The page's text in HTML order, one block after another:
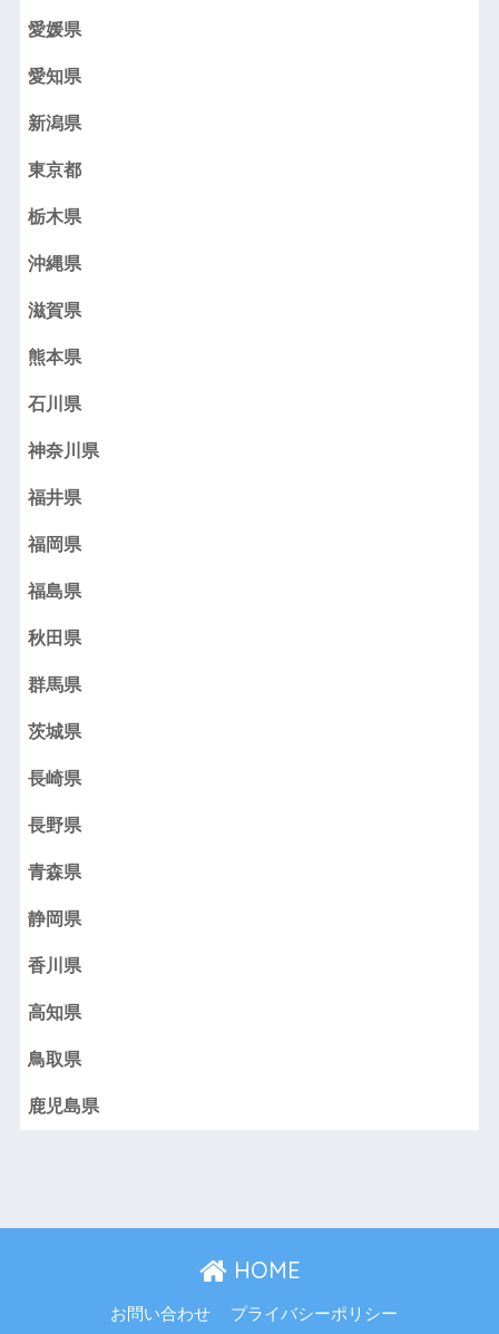
愛媛県
愛知県
新潟県
東京都
栃木県
沖縄県
滋賀県
熊本県
石川県
神奈川県
福井県
福岡県
福島県
秋田県
群馬県
茨城県
長崎県
長野県
青森県
静岡県
香川県
高知県
鳥取県
鹿児島県
HOME
お問い合わせ プライバシーポリシー